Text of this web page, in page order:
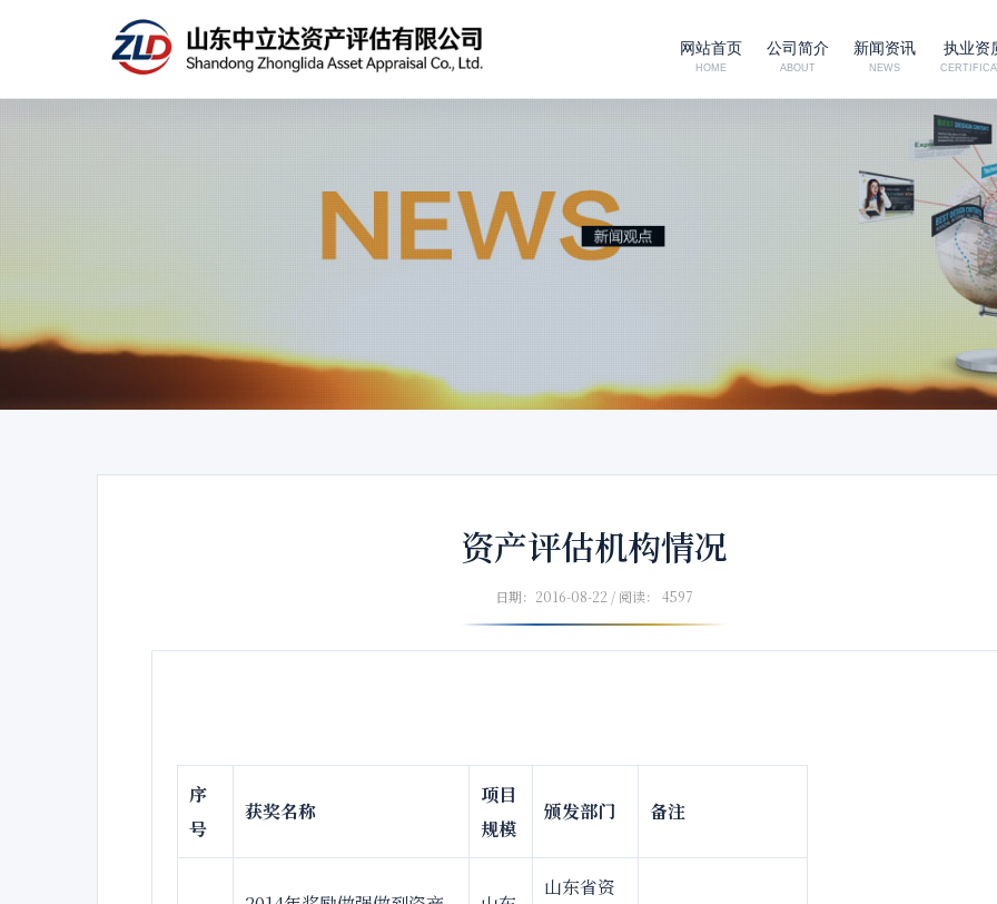
网站首页
HOME
公司简介
ABOUT
新闻资讯
NEWS
执业资
资产评估机构情况
日期：2016-08-22 / 阅读： 4597
序
号
获奖名称
项目
规模
颁发部门 备注
山东省资